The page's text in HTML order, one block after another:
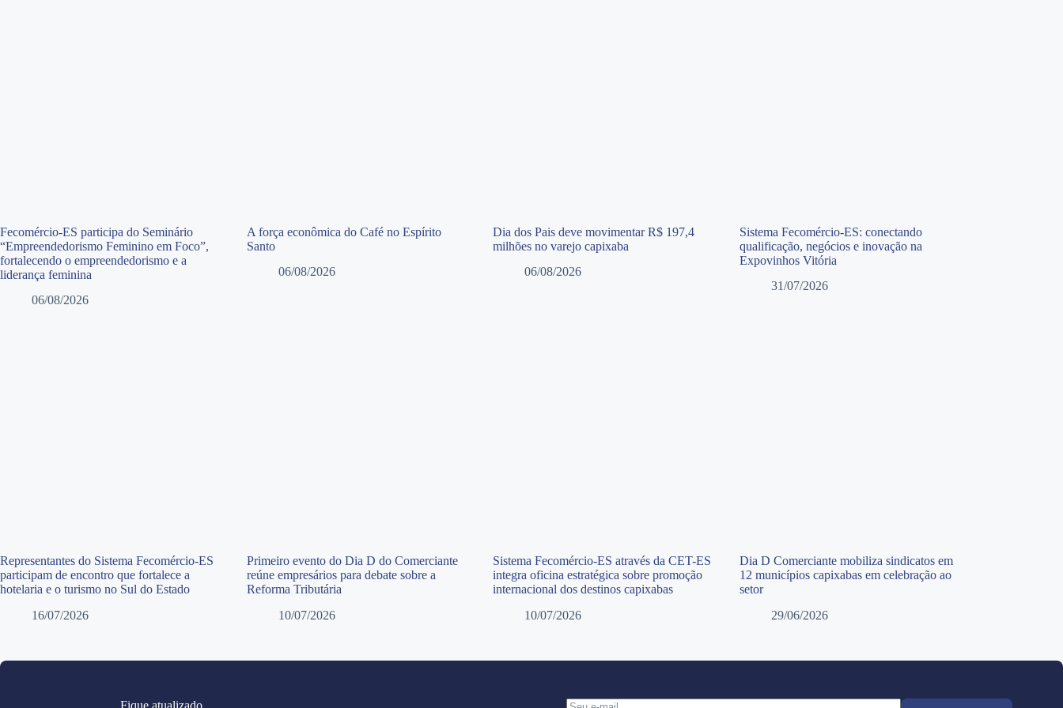
Fecomércio-ES participa do Seminário
“Empreendedorismo Feminino em Foco”,
fortalecendo o empreendedorismo e a
liderança feminina
06/08/2026
A força econômica do Café no Espírito
Santo
06/08/2026
Dia dos Pais deve movimentar R$ 197,4
milhões no varejo capixaba
06/08/2026
Sistema Fecomércio-ES: conectando
qualificação, negócios e inovação na
Expovinhos Vitória
31/07/2026
Representantes do Sistema Fecomércio-ES
participam de encontro que fortalece a
hotelaria e o turismo no Sul do Estado
16/07/2026
Primeiro evento do Dia D do Comerciante
reúne empresários para debate sobre a
Reforma Tributária
10/07/2026
Sistema Fecomércio-ES através da CET-ES
integra oficina estratégica sobre promoção
internacional dos destinos capixabas
10/07/2026
Dia D Comerciante mobiliza sindicatos em
12 municípios capixabas em celebração ao
setor
29/06/2026
Fique atualizado